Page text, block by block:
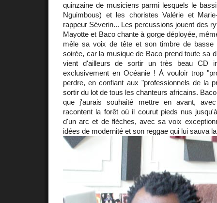
quinzaine de musiciens parmi lesquels le
Nguimbous) et les choristes Valérie et
rappeur Séverin... Les percussions jouent des
Mayotte et Baco chante à gorge déployée,
mêle sa voix de tête et son timbre de basse
soirée, car la musique de Baco prend toute sa
vient d'ailleurs de sortir un très beau CD
exclusivement en Océanie ! À vouloir trop
perdre, en confiant aux "professionnels de la
sortir du lot de tous les chanteurs africains.
que j'aurais souhaité mettre en avant,
racontent la forêt où il courut pieds nus
d'un arc et de flèches, avec sa voix
idées de modernité et son reggae qui lui sauva